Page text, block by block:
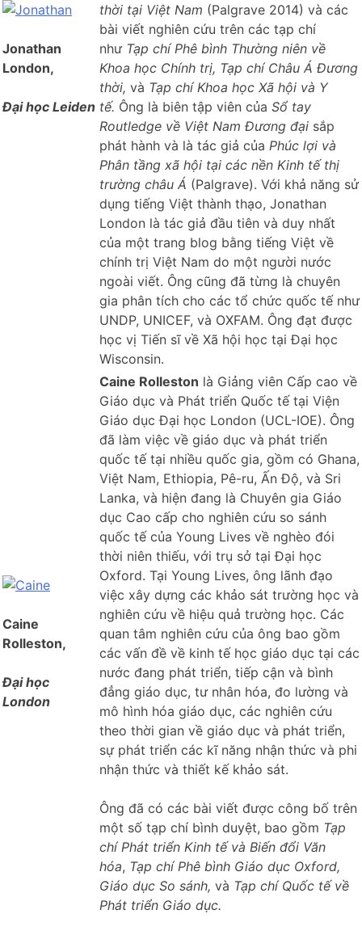
Jonathan
London,
Đại học Leiden
thời tại Việt Nam (Palgrave 2014) và các
bài viết nghiên cứu trên các tạp chí
như Tạp chí Phê bình Thường niên về
Khoa học Chính trị, Tạp chí Châu Á Đương
thời, và Tạp chí Khoa học Xã hội và Y
tế. Ông là biên tập viên của Sổ tay
Routledge về Việt Nam Đương đại sắp
phát hành và là tác giả của Phúc lợi và
Phân tầng xã hội tại các nền Kinh tế thị
trường châu Á (Palgrave). Với khả năng sử
dụng tiếng Việt thành thạo, Jonathan
London là tác giả đầu tiên và duy nhất
của một trang blog bằng tiếng Việt về
chính trị Việt Nam do một người nước
ngoài viết. Ông cũng đã từng là chuyên
gia phân tích cho các tổ chức quốc tế như
UNDP, UNICEF, và OXFAM. Ông đạt được
học vị Tiến sĩ về Xã hội học tại Đại học
Wisconsin.
Caine
Rolleston,
Đại học
London
Caine Rolleston là Giảng viên Cấp cao về
Giáo dục và Phát triển Quốc tế tại Viện
Giáo dục Đại học London (UCL-IOE). Ông
đã làm việc về giáo dục và phát triển
quốc tế tại nhiều quốc gia, gồm có Ghana,
Việt Nam, Ethiopia, Pê-ru, Ấn Độ, và Sri
Lanka, và hiện đang là Chuyên gia Giáo
dục Cao cấp cho nghiên cứu so sánh
quốc tế của Young Lives về nghèo đói
thời niên thiếu, với trụ sở tại Đại học
Oxford. Tại Young Lives, ông lãnh đạo
việc xây dựng các khảo sát trường học và
nghiên cứu về hiệu quả trường học. Các
quan tâm nghiên cứu của ông bao gồm
các vấn đề về kinh tế học giáo dục tại các
nước đang phát triển, tiếp cận và bình
đẳng giáo dục, tư nhân hóa, đo lường và
mô hình hóa giáo dục, các nghiên cứu
theo thời gian về giáo dục và phát triển,
sự phát triển các kĩ năng nhận thức và phi
nhận thức và thiết kế khảo sát.
Ông đã có các bài viết được công bố trên
một số tạp chí bình duyệt, bao gồm Tạp
chí Phát triển Kinh tế và Biến đổi Văn
hóa, Tạp chí Phê bình Giáo dục Oxford,
Giáo dục So sánh, và Tạp chí Quốc tế về
Phát triển Giáo dục.